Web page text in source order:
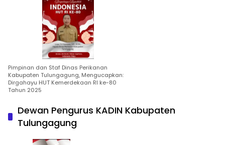
Pimpinan dan Staf Dinas Perikanan
Kabupaten Tulungagung, Mengucapkan:
Dirgahayu HUT Kemerdekaan RI ke-80
Tahun 2025
Dewan Pengurus KADIN Kabupaten
Tulungagung